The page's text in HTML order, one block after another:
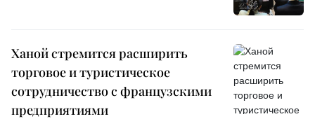
Ханой стремится расширить
торговое и туристическое
сотрудничество с французскими
предприятиями